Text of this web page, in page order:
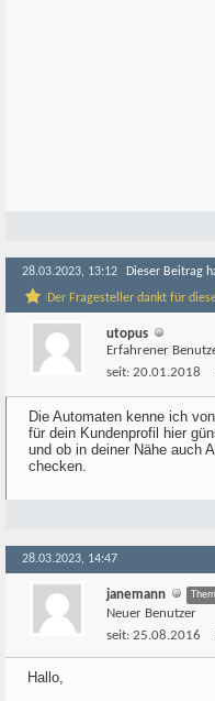
28.03.2023, 13:12 Dieser Beitrag
Der Fragesteller dankt für
utopus
Erfahrener
seit: 20.01.2018
Die Automaten kenne ich
für dein Kundenprofil hier
und ob in deiner Nähe auch
checken.
28.03.2023, 14:47
janemann
Neuer Benutzer
seit: 25.08.2016
Hallo,